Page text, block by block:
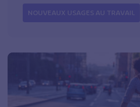
NOUVEAUX USAGES AU TRAVAIL